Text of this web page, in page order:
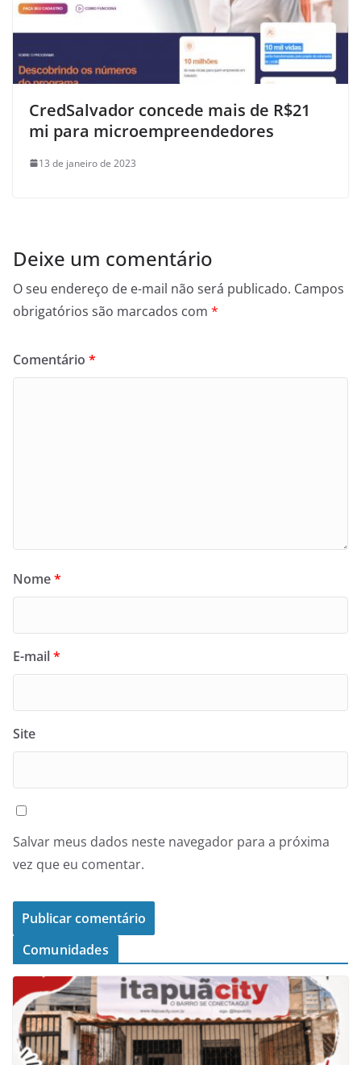
CredSalvador concede mais de R$21
mi para microempreendedores
13 de janeiro de 2023
Deixe um comentário
O seu endereço de e-mail não será publicado. Campos
obrigatórios são marcados com *
Comentário *
Nome*
E-mail*
Site
Salvar meus dados neste navegador para a próxima
vez que eu comentar.
Comunidades